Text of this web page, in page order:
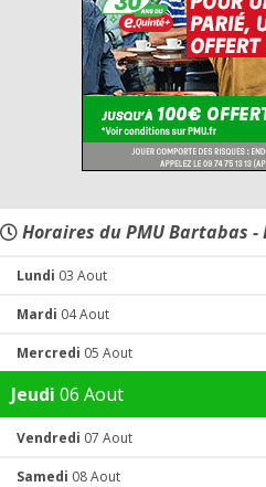
Horaires du PMU Bartabas -
Lundi 03 Aout
Mardi 04 Aout
Mercredi 05 Aout
Jeudi 06 Aout
Vendredi 07 Aout
Samedi 08 Aout